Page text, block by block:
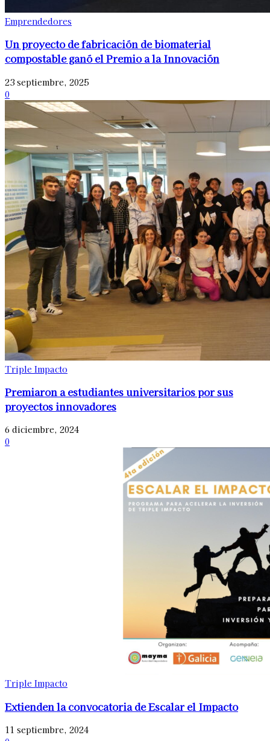
Emprendedores
Un proyecto de fabricación de biomaterial
compostable ganó el Premio a la Innovación
23 septiembre, 2025
0
Triple Impacto
Premiaron a estudiantes universitarios por sus
proyectos innovadores
6 diciembre, 2024
0
Triple Impacto
Extienden la convocatoria de Escalar el Impacto
11 septiembre, 2024